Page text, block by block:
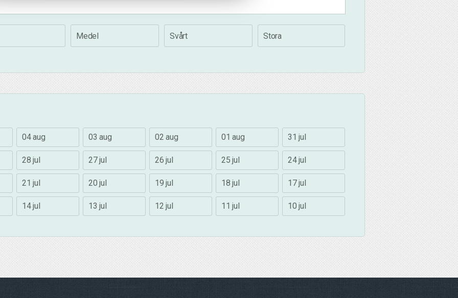
Medel Svårt Stora
04 aug 03 aug 02 aug 01 aug 31 jul
28 jul 27 jul 26 jul 25 jul 24 jul
21 jul 20 jul 19 jul 18 jul 17 jul
14 jul 13 jul 12 jul 11 jul 10 jul